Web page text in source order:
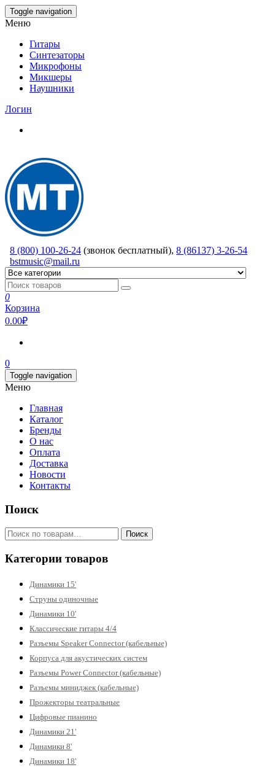
Skip
to
content
Toggle navigation
Меню
Гитары
Синтезаторы
Микрофоны
Микшеры
Наушники
Логин
8 (800) 100-26-24 (звонок бесплатный), 8 (86137) 3-26-54
bstmusic@mail.ru
0
Корзина
0.00₽
0
Toggle navigation
Меню
Главная
Каталог
Бренды
О нас
Оплата
Доставка
Новости
Контакты
Поиск
Искать: Поиск
Категории товаров
Динамики 15'
Струны одиночные
Динамики 10'
Классические гитары 4/4
Разъемы Speaker Connector (кабельные)
Корпуса для акустических систем
Разъемы Power Connector (кабельные)
Разъемы миниджек (кабельные)
Прожекторы театральные
Цифровые пианино
Динамики 21'
Динамики 8'
Динамики 18'